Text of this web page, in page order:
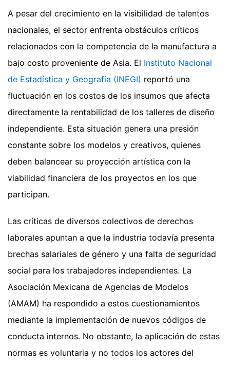
A pesar del crecimiento en la visibilidad de talentos
nacionales, el sector enfrenta obstáculos críticos
relacionados con la competencia de la manufactura a
bajo costo proveniente de Asia. El Instituto Nacional
de Estadística y Geografía (INEGI) reportó una
fluctuación en los costos de los insumos que afecta
directamente la rentabilidad de los talleres de diseño
independiente. Esta situación genera una presión
constante sobre los modelos y creativos, quienes
deben balancear su proyección artística con la
viabilidad financiera de los proyectos en los que
participan.
Las críticas de diversos colectivos de derechos
laborales apuntan a que la industria todavía presenta
brechas salariales de género y una falta de seguridad
social para los trabajadores independientes. La
Asociación Mexicana de Agencias de Modelos
(AMAM) ha respondido a estos cuestionamientos
mediante la implementación de nuevos códigos de
conducta internos. No obstante, la aplicación de estas
normas es voluntaria y no todos los actores del